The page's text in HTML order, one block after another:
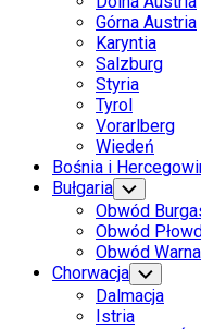
Górna Austria
Karyntia
Salzburg
Styria
Tyrol
Vorarlberg
Wiedeń
Bośnia i
Bułgaria Toggle
Child
Menu
Obwód
Obwód
Obwód Warna
Chorwacja Toggle
Child
Menu
Dalmacja
Istria